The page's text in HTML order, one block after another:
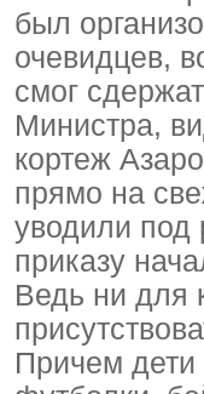
был
очевидцев,
смог
Министра,
кортеж
прямо на
уводили под
приказу
Ведь ни для
Причем